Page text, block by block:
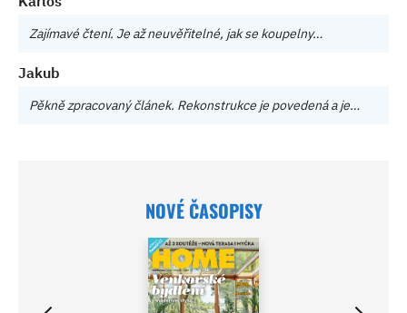
Zajímavé čtení. Je až neuvěřitelné, jak se koupelny…
Jakub
Pěkně zpracovaný článek. Rekonstrukce je povedená a je…
NOVÉ ČASOPISY